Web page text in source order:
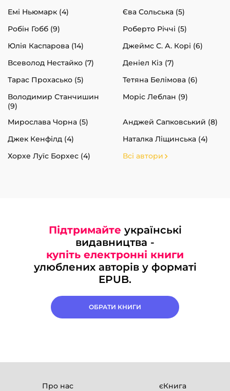
Емі Ньюмарк (4)
Єва Сольська (5)
Робін Гобб (9)
Роберто Річчі (5)
Юлія Каспарова (14)
Джеймс С. А. Корі (6)
Всеволод Нестайко (7)
Деніел Кіз (7)
Тарас Прохасько (5)
Тетяна Белімова (6)
Володимир Станчишин
(9)
Моріс Леблан (9)
Мирослава Чорна (5)
Анджей Сапковський (8)
Джек Кенфілд (4)
Наталка Ліщинська (4)
Хорхе Луїс Борхес (4)
Всі автори
Підтримайте українські
видавництва -
купіть електронні книги
улюблених авторів у форматі
EPUB.
ОБРАТИ КНИГИ
Про нас єКнига